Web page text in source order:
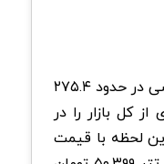
قیمت ارز دیجیتال XEM با ارزشی در حدود ۲۷۵.۴
سهم ۰.۰۲ درصدی از کل بازار را در
لحظه با قیمت